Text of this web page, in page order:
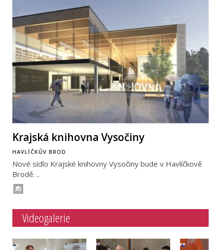
Krajská knihovna Vysočiny
HAVLÍČKŮV BROD
Nové sídlo Krajské knihovny Vysočiny bude v Havlíčkově
Brodě. ..
Videogalerie